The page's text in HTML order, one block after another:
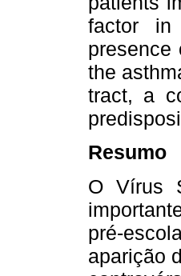
factor in
presence
the
tract, a
Resumo
O Vírus
pré-
aparição